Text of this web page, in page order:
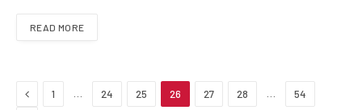
READ MORE
Previous
1 24 25 26 27 28 54